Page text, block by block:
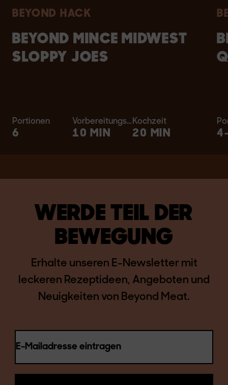
BEYOND HACK
BEYOND MINCE MIDWEST
SLOPPY JOES
Portionen
6
Vorbereitungszeit
10 MIN
Kochzeit
20 MIN
WERDE TEIL DER
BEWEGUNG
Erhalte unseren E-Newsletter mit
leckeren Rezeptideen, Angeboten und
Neuigkeiten von Beyond Meat.
E-Mailadresse eintragen